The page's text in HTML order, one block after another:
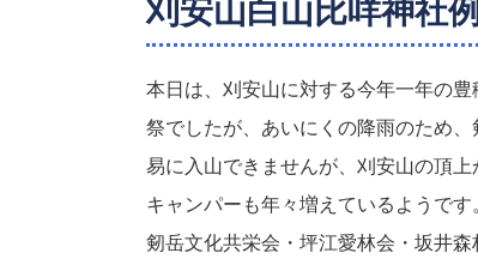
刈安山白山比咩神社
本日は、刈安山に対する今年一年の
祭でしたが、あいにくの降雨のため
易に入山できませんが、刈安山の頂
キャンパーも年々増えているようです
剱岳文化共栄会・坪江愛林会・坂井